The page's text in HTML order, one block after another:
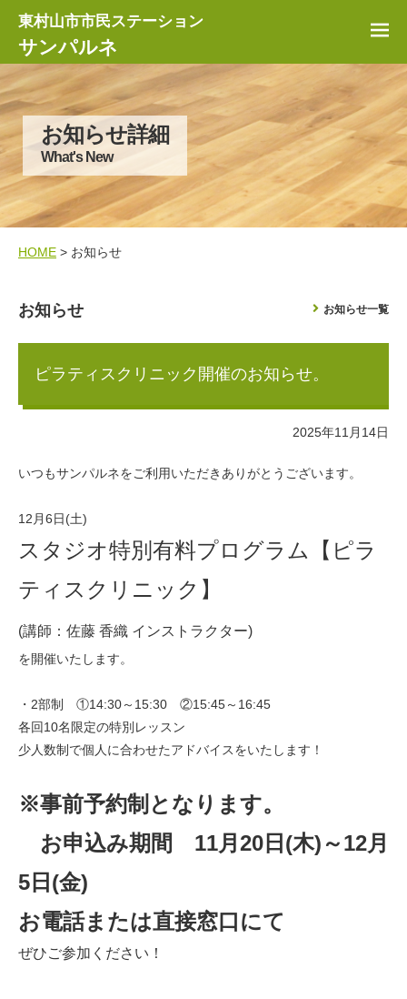
東村山市市民ステーション
サンパルネ
お知らせ詳細
What's New
HOME > お知らせ
お知らせ お知らせ一覧
ピラティスクリニック開催のお知らせ。
2025年11月14日
いつもサンパルネをご利用いただきありがとうございます。
12月6日(土)
スタジオ特別有料プログラム【ピラ
ティスクリニック】
(講師：佐藤 香織 インストラクター)
を開催いたします。
・2部制 ①14:30～15:30 ②15:45～16:45
各回10名限定の特別レッスン
少人数制で個人に合わせたアドバイスをいたします！
※事前予約制となります。
お申込み期間 11月20日(木)～12月
5日(金)
お電話または直接窓口にて
ぜひご参加ください！